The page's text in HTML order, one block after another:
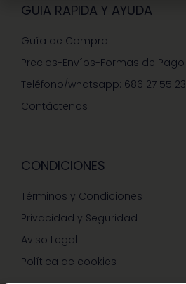
GUIA RAPIDA Y AYUDA
Guía de Compra
Precios-Envíos-Formas de Pago
Teléfono/whatsapp: 686 27 55 23
Contáctenos
CONDICIONES
Términos y Condiciones
Privacidad y Seguridad
Aviso Legal
Política de cookies